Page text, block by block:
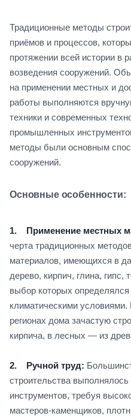
Традиционные методы
приёмов и процессов,
протяжении всей истории в
возведения сооружений.
на применении местных и
работы выполняются
техники и современных
промышленных
методы были основным
сооружений.
Основные особенности:
1. Применение местных
черта традиционных
материалов, имеющихся в
дерево, кирпич, глина, гипс,
выбор которых
климатическими
регионах дома зачастую
кирпича, в лесных — из
2. Ручной труд:
строительства
инструментов, требуя
мастеров-каменщиков,